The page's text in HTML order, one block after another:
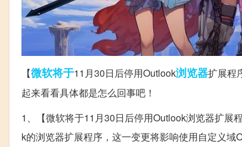
【微软将于11月30日后停用Outlook浏览器扩展程
起来看看具体都是怎么回事吧！
1、【微软将于11月30日后停用Outlook浏览器扩展
k的浏览器扩展程序，这一变更将影响使用自定义域